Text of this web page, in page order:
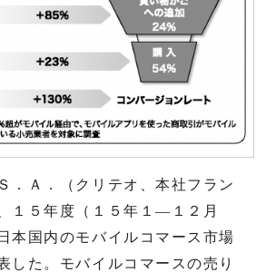
．Ａ．（クリテオ、本社フラン
１５年度（１５年１―１２月
本国内のモバイルコマース市場
した。モバイルコマースの売り